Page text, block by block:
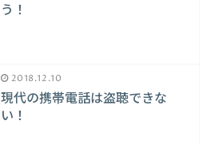
う！
2018.12.10
現代の携帯電話は盗聴できな
い！